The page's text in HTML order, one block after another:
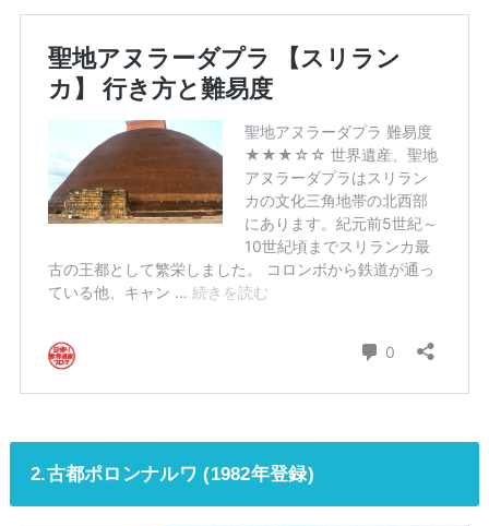
2.古都ポロンナルワ (1982年登録)